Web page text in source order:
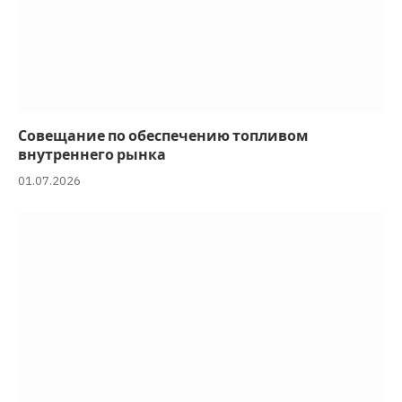
Совещание по обеспечению топливом
внутреннего рынка
01.07.2026